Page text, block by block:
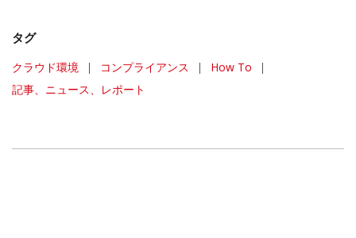
タグ
クラウド環境 | コンプライアンス | How To
|
記事、ニュース、レポート